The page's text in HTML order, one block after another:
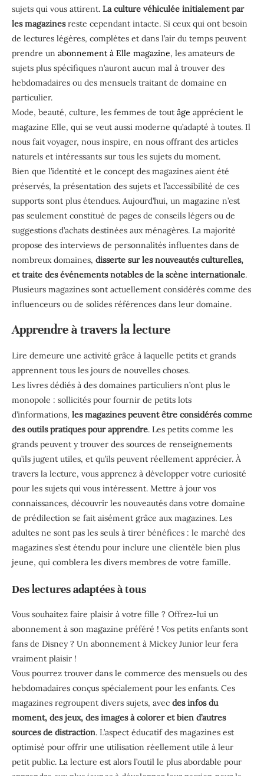
sujets qui vous attirent. La culture véhiculée initialement par
les magazinesreste cependant intacte. Si ceux qui ont besoin
de lectures légères, complètes et dans l’air du temps peuvent
prendre un abonnement à Elle magazine, les amateurs de
sujets plus spécifiques n’auront aucun mal à trouver des
hebdomadaires ou des mensuels traitant de domaine en
particulier.
Mode, beauté, culture, les femmes de tout âge apprécient le
magazine Elle, qui se veut aussi moderne qu’adapté à toutes. Il
nous fait voyager, nous inspire, en nous offrant des articles
naturels et intéressants sur tous les sujets du moment.
Bien que l’identité et le concept des magazines aient été
préservés, la présentation des sujets et l’accessibilité de ces
supports sont plus étendues. Aujourd’hui, un magazine n’est
pas seulement constitué de pages de conseils légers ou de
suggestions d’achats destinées aux ménagères. La majorité
propose des interviews de personnalités influentes dans de
nombreux domaines, disserte sur les nouveautés culturelles,
et traite des événements notables de la scène internationale.
Plusieurs magazines sont actuellement considérés comme des
influenceurs ou de solides références dans leur domaine.
Apprendre à travers la lecture
Lire demeure une activité grâce à laquelle petits et grands
apprennent tous les jours de nouvelles choses.
Les livres dédiés à des domaines particuliers n’ont plus le
monopole : sollicités pour fournir de petits lots
d’informations, les magazines peuvent être considérés comme
des outils pratiques pour apprendre. Les petits comme les
grands peuvent y trouver des sources de renseignements
qu’ils jugent utiles, et qu’ils peuvent réellement apprécier. À
travers la lecture, vous apprenez à développer votre curiosité
pour les sujets qui vous intéressent. Mettre à jour vos
connaissances, découvrir les nouveautés dans votre domaine
de prédilection se fait aisément grâce aux magazines. Les
adultes ne sont pas les seuls à tirer bénéfices : le marché des
magazines s’est étendu pour inclure une clientèle bien plus
jeune, qui comblera les divers membres de votre famille.
Des lectures adaptées à tous
Vous souhaitez faire plaisir à votre fille ? Offrez-lui un
abonnement à son magazine préféré ! Vos petits enfants sont
fans de Disney ? Un abonnement à Mickey Junior leur fera
vraiment plaisir !
Vous pourrez trouver dans le commerce des mensuels ou des
hebdomadaires conçus spécialement pour les enfants. Ces
magazines regroupent divers sujets, avec des infos du
moment, des jeux, des images à colorer et bien d’autres
sources de distraction. L’aspect éducatif des magazines est
optimisé pour offrir une utilisation réellement utile à leur
petit public. La lecture est alors l’outil le plus abordable pour